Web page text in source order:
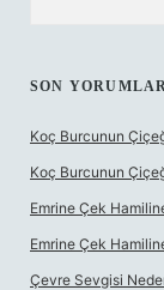
SON
Koç Burcunun
Koç Burcunun
Emrine Çek
Emrine Çek
Çevre Sevgisi